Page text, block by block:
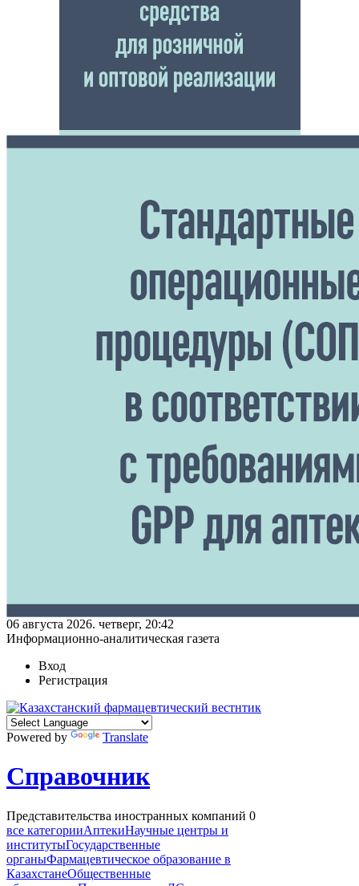
06 августа 2026. четверг, 20:42
Информационно-аналитическая газета
Вход
Регистрация
Powered by Translate
Справочник
Представительства иностранных компаний 0
все категорииАптекиНаучные центры и
институтыГосударственные
органыФармацевтическое образование в
КазахстанеОбщественные